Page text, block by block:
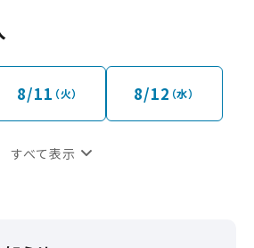
エレベーターでお越しくださいま
エレベーターでお越しくださいま
～3階は10時開店です。
モール1階のエレベーターはご利用
オンモール4階に直結しておりま
8/11 （火） 8/12 （水）
すべて表示